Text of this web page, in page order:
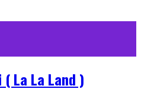
La La Land )